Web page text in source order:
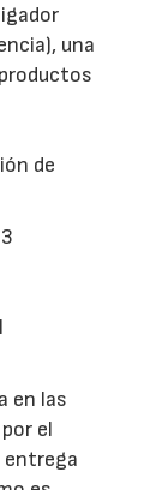
una
de
en las
el
entrega